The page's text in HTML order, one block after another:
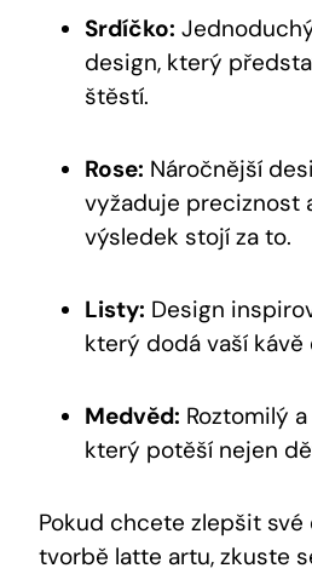
Srdíčko:
design, který
štěstí.
Rose: Náročnější
vyžaduje preciznost
výsledek stojí za to.
Listy: Design
který dodá vaší kávě
Medvěd: Roztomilý
který potěší nejen
Pokud chcete zlepšit
tvorbě latte artu, zkuste